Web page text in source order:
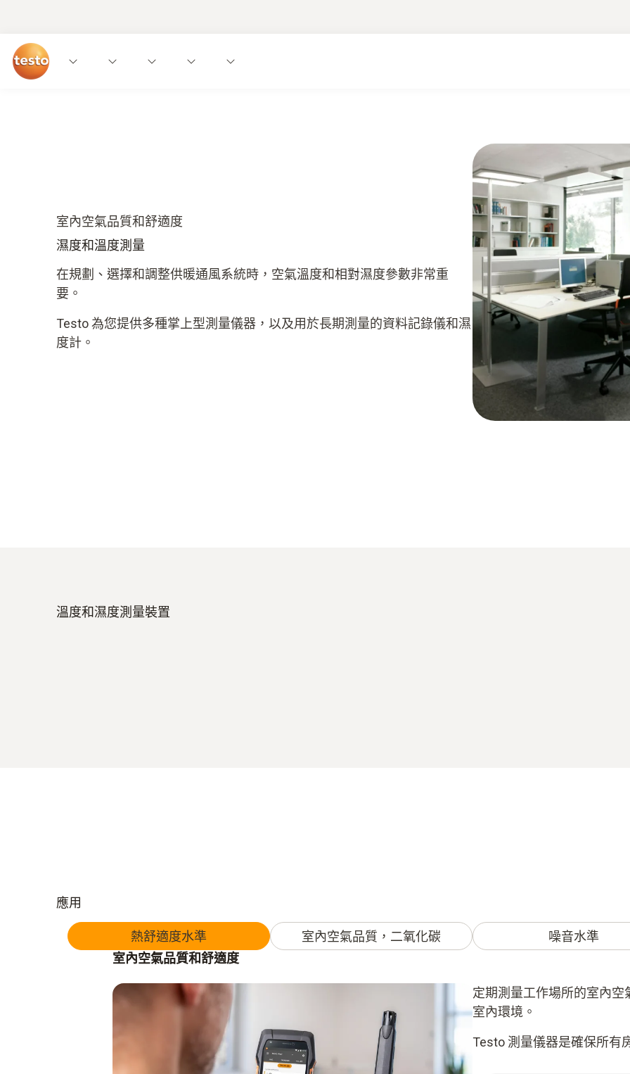
應用
室內空氣品質和舒適度
濕度和溫度測量
在規劃、選擇和調整供暖通風系統時，空氣溫度和相對濕度參數非常重
要。
Testo 為您提供多種掌上型測量儀器，以及用於長期測量的資料記錄儀和濕
度計。
溫度和濕度測量裝置
應用
熱舒適度水準 室內空氣品質，二氧化碳 噪音水準
室內空氣品質和舒適度
定期測量工作場所的室內
室內環境。
Testo 測量儀器是確保所有